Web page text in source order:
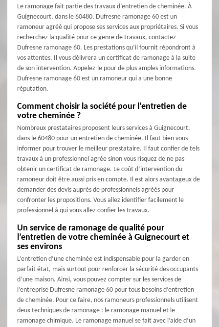
Le ramonage fait partie des travaux d’entretien de cheminée. À
Guignecourt, dans le 60480, Dufresne ramonage 60 est un
ramoneur agréé qui propose ses services aux propriétaires. Si vous
recherchez la qualité pour ce genre de travaux, contactez
Dufresne ramonage 60. Les prestations qu’il fournit répondront à
vos attentes. Il vous délivrera un certificat de ramonage à la suite
de son intervention. Appelez-le pour de plus amples informations.
Dufresne ramonage 60 est un ramoneur qui a une bonne
réputation.
Comment choisir la société pour l’entretien de
votre cheminée ?
Nombreux prestataires proposent leurs services à Guignecourt,
dans le 60480 pour un entretien de cheminée. Il faut bien vous
informer pour trouver le meilleur prestataire. Il faut confier de tels
travaux à un professionnel agrée sinon vous risquez de ne pas
obtenir un certificat de ramonage. Le coût d’intervention du
ramoneur doit être aussi pris en compte. Il est alors avantageux de
demander des devis auprès de professionnels agréés pour
confronter les propositions. Vous allez identifier facilement le
professionnel à qui vous allez confier les travaux.
Un service de ramonage de qualité pour
l’entretien de votre cheminée à Guignecourt et
ses environs
L’entretien d’une cheminée est indispensable pour la garder en
parfait état, mais surtout pour renforcer la sécurité des occupants
d’une maison. Ainsi, vous pouvez compter sur les services de
l’entreprise Dufresne ramonage 60 pour tous besoins d’entretien
de cheminée. Pour ce faire, nos ramoneurs professionnels utilisent
deux techniques de ramonage : le ramonage manuel et le
ramonage chimique. Le ramonage manuel se fait avec l’aide d’un